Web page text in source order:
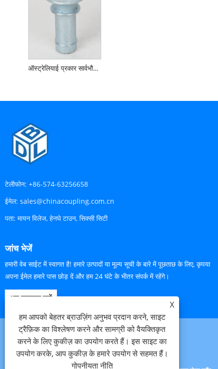
ऑस्ट्रेलियाई प्रकार सार्वभौमिक पंजा युग्मन होज़टेल
टेलीफोन: +86-574-63256658
ईमेल: sales@chinacoupling.com.cn
पता: मायन विलेज, हेनघे टाउन, सिक्सी सिटी
जांच भेजें
हमारी वेब साईट में स्वागत है! हमारे उत्पादों या मूल्य सूची के बारे में पूछताछ के लिए, कृपया
अपना ईमेल हमारे पास छोड़ दें और हम 24 घंटे के भीतर संपर्क में रहेंगे।
अब पूछताछ करें
Links Sitemap RSS XML गोपनीयता नीति
X
हम आपको बेहतर ब्राउज़िंग अनुभव प्रदान करने, साइट
ट्रैफ़िक का विश्लेषण करने और सामग्री को वैयक्तिकृत
करने के लिए कुकीज़ का उपयोग करते हैं। इस साइट का
उपयोग करके, आप कुकीज़ के हमारे उपयोग से सहमत हैं।
गोपनीयता नीति